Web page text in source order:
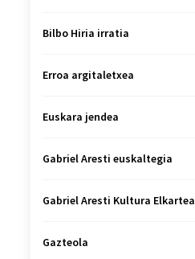
Bilbo Hiria irratia
Erroa argitaletxea
Euskara jendea
Gabriel Aresti euskaltegia
Gabriel Aresti Kultura Elkartea
Gazteola